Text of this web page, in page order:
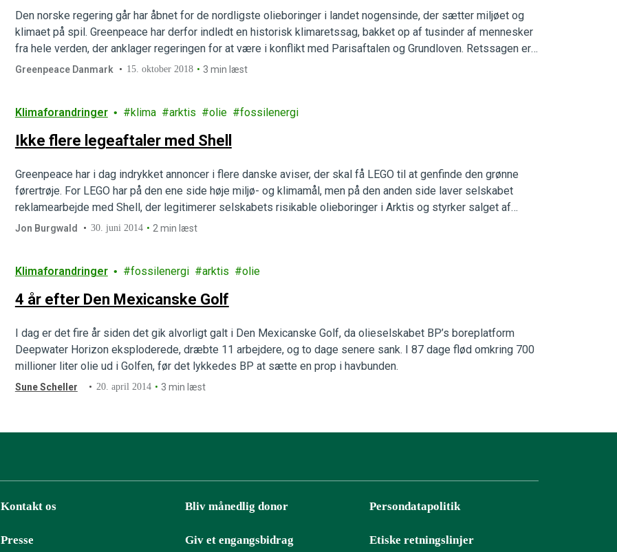
Den norske regering går har åbnet for de nordligste olieboringer i landet nogensinde, der sætter miljøet og
klimaet på spil. Greenpeace har derfor indledt en historisk klimaretssag, bakket op af tusinder af mennesker
fra hele verden, der anklager regeringen for at være i konflikt med Parisaftalen og Grundloven. Retssagen er
del af en bevægelse, hvor…
Greenpeace Danmark 15. oktober 2018 3 min læst
Klimaforandringer klima arktis olie fossilenergi
Ikke flere legeaftaler med Shell
Greenpeace har i dag indrykket annoncer i flere danske aviser, der skal få LEGO til at genfinde den grønne
førertrøje. For LEGO har på den ene side høje miljø- og klimamål, men på den anden side laver selskabet
reklamearbejde med Shell, der legitimerer selskabets risikable olieboringer i Arktis og styrker salget af
benzin.
Jon Burgwald 30. juni 2014 2 min læst
Klimaforandringer fossilenergi arktis olie
4 år efter Den Mexicanske Golf
I dag er det fire år siden det gik alvorligt galt i Den Mexicanske Golf, da olieselskabet BP’s boreplatform
Deepwater Horizon eksploderede, dræbte 11 arbejdere, og to dage senere sank. I 87 dage flød omkring 700
millioner liter olie ud i Golfen, før det lykkedes BP at sætte en prop i havbunden.
Sune Scheller 20. april 2014 3 min læst
Kontakt os
Presse
Bliv månedlig donor
Giv et engangsbidrag
Persondatapolitik
Etiske retningslinjer